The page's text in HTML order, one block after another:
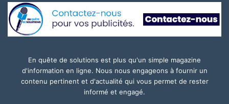
En quête de solutions est plus qu'un simple magazine
d'information en ligne. Nous nous engageons à fournir un
contenu pertinent et d'actualité qui vous permet de rester
informé et engagé.